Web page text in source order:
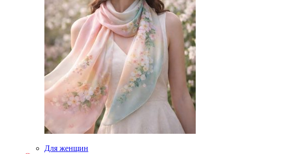
Для женщин